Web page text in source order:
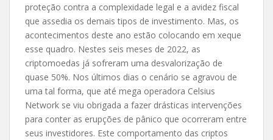
proteção contra a complexidade legal e a avidez fiscal
que assedia os demais tipos de investimento. Mas, os
acontecimentos deste ano estão colocando em xeque
esse quadro. Nestes seis meses de 2022, as
criptomoedas já sofreram uma desvalorização de
quase 50%. Nos últimos dias o cenário se agravou de
uma tal forma, que até mega operadora Celsius
Network se viu obrigada a fazer drásticas intervenções
para conter as erupções de pânico que ocorreram entre
seus investidores. Este comportamento das criptos